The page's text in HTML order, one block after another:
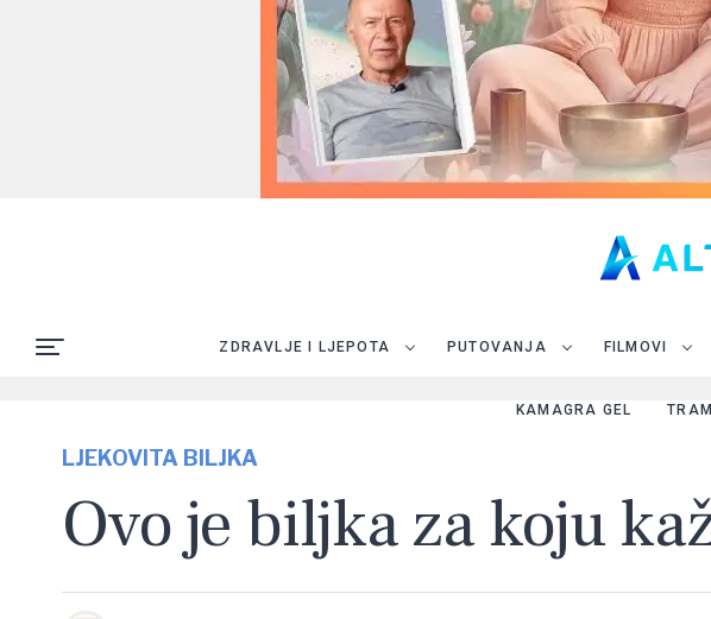
ZDRAVLJE I LJEPOTA PUTOVANJA FILMOVI
KAMAGRA GEL
LJEKOVITA BILJKA
Ovo je biljka za koju